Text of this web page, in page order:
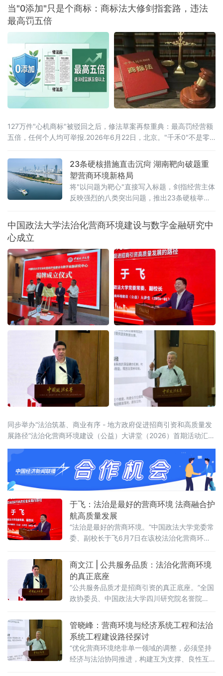
要求，系统梳理人民陪审员制度落地实施以来
的实践成效，研判当前工作推进中的重点问
作的高质量发展，为更高水平平安辽宁、法治
辽宁建设注入坚实的司法民主动能。会议第一
时间传达了辽宁省委常委、政法委书记郑艺对
全省人
当"0添加"只是个商标：商标法大修剑指套路，违法
最高罚五倍
127万件"心机商标"被驳回之后，修法草案再祭重典：最高罚经营额
五倍，任何个人均可举报.2026年6月22日，北京。"千禾0"不是零
些让消费者频频踩坑的文字不过是一个注册商标，而非产品承诺
时，法律终于要动手了。6月22日，全国人大常委会法工委披露，商
标法修订草案二次审议稿将提请6月23日开幕的十四
23条硬核措施直击沉疴 湖南靶向破题重
塑营商环境新格局
将"以问题为靶心"直接写入标题，剑指经营主体
反映强烈的八类突出问题，推出23条硬核举
向全省营商环境的堵点痛点发起集中攻坚。精
准聚焦：八大领域，靶向施策与以往温和表述
中国政法大学法治化营商环境建设与数字金融研究中
心成立
同步举办“法治筑基、商业有序 - 地方政府促进招商引资和高质量发
展路径”法治化营商环境建设（公益）大讲堂（2026）首期活动汇聚
法学界、金融界、企业界及新闻界近百位专家学者与实务代表，共
同聚焦法治化营商环境建设的理论前沿与实践路径。中国政法大学
党委常委、副校长于飞，全国政协委员、中国政法
于飞：法治是最好的营商环境 法商融合护
航高质量发展
“法治是最好的营商环境。”中国政法大学党委常
委、副校长于飞6月7日在该校法治化营商环境
商环境的核心要义在于法治化保障——因为法
治提供明确的预期。当天，中国政法大学法治
化营商环境建设与数字金融研究中心在京正式
成立，同步启动“法治筑基、商业有序——地方
政府促进招商引资和高质量发展路径”法治化营
商文江 | 公共服务品质：法治化营商环境
的真正底座
“公共服务品质才是招商引资的真正底座。”全国
政协委员、中国政法大学四川研究院名誉院
营商环境建设与数字金融研究中心揭牌仪式上
作出上述表示。他指出，《公平竞争审查条
例》施行后，各地招商引资的竞争焦点已从“拼
政策洼地”转向“拼服务高地”“拼法治高地”，长期
稳定、高效透明的法治环境与公共服务成为吸
管晓峰：营商环境与经济系统工程和法治
系统工程建设路径探讨
“优化营商环境绝非单一领域的调整，必须坚持
经济与法治协同推进，构建互为支撑、良性互